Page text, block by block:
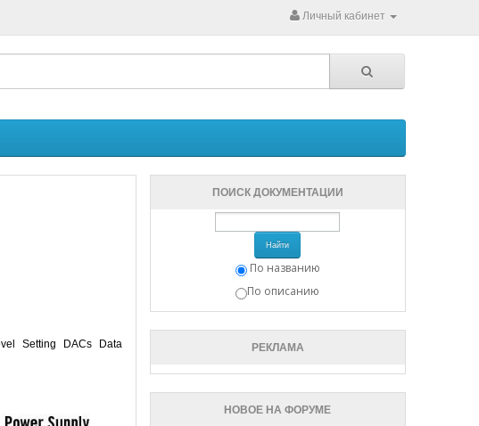
Личный кабинет
Setting DACs Data
ПОИСК ДОКУМЕНТАЦИИ
Найти
По названию
По описанию
РЕКЛАМА
НОВОЕ НА ФОРУМЕ